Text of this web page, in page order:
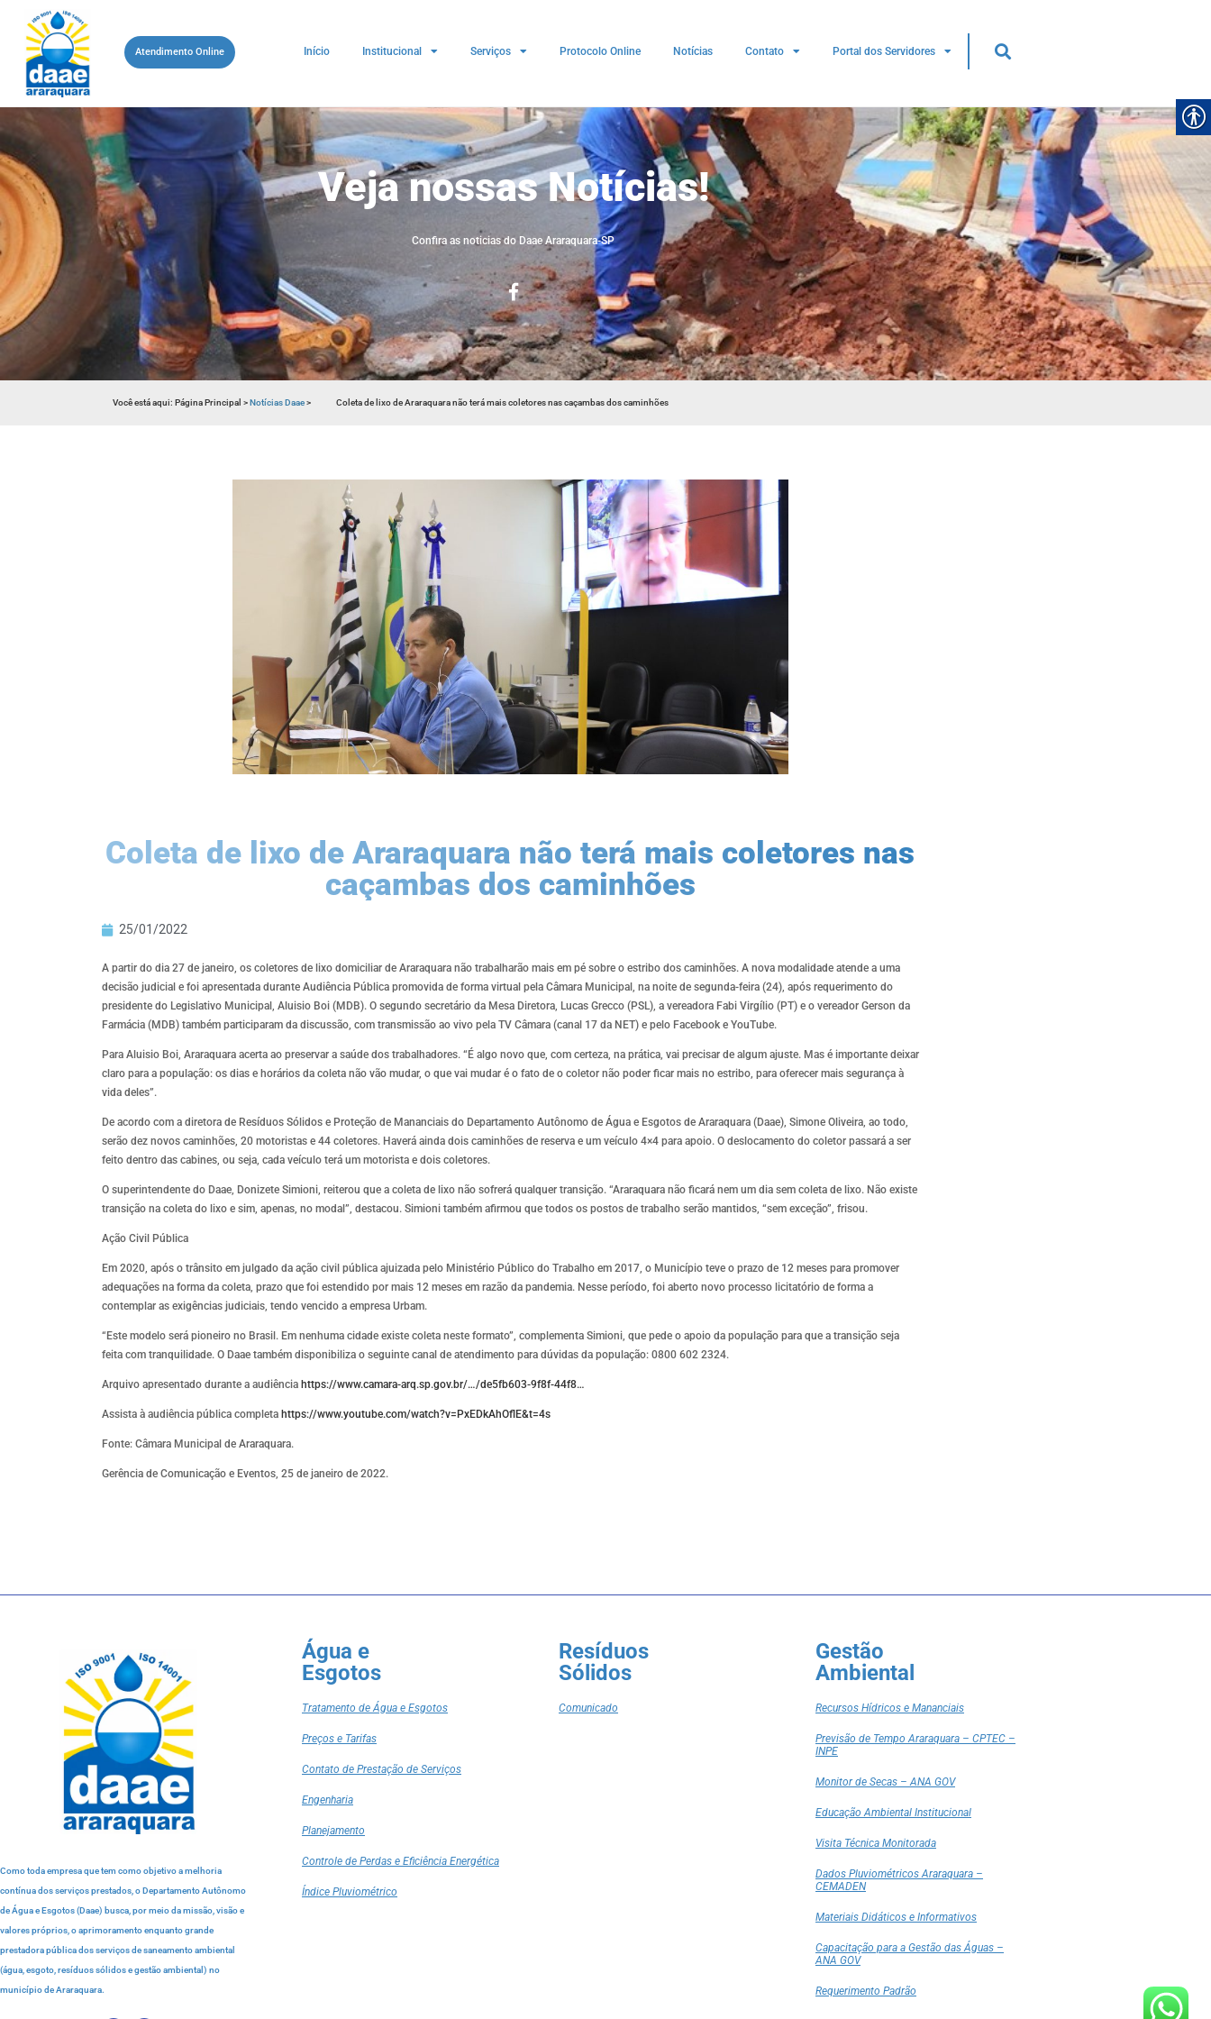
Atendimento Online Início Institucional Serviços Protocolo Online Notícias Contato Portal dos Servidores
Veja nossas Notícias!
Confira as noticias do Daae Araraquara-SP
Você está aqui:Página Principal>Notícias Daae> Coleta de lixo de Araraquara não terá mais coletores nas caçambas dos caminhões
Coleta de lixo de Araraquara não terá mais coletores nas
caçambas dos caminhões
25/01/2022
A partir do dia 27 de janeiro, os coletores de lixo domiciliar de Araraquara não trabalharão mais em pé sobre o estribo dos caminhões. A nova modalidade atende a uma
decisão judicial e foi apresentada durante Audiência Pública promovida de forma virtual pela Câmara Municipal, na noite de segunda-feira (24), após requerimento do
presidente do Legislativo Municipal, Aluisio Boi (MDB). O segundo secretário da Mesa Diretora, Lucas Grecco (PSL), a vereadora Fabi Virgílio (PT) e o vereador Gerson da
Farmácia (MDB) também participaram da discussão, com transmissão ao vivo pela TV Câmara (canal 17 da NET) e pelo Facebook e YouTube.
Para Aluisio Boi, Araraquara acerta ao preservar a saúde dos trabalhadores. “É algo novo que, com certeza, na prática, vai precisar de algum ajuste. Mas é importante deixar
claro para a população: os dias e horários da coleta não vão mudar, o que vai mudar é o fato de o coletor não poder ficar mais no estribo, para oferecer mais segurança à
vida deles”.
De acordo com a diretora de Resíduos Sólidos e Proteção de Mananciais do Departamento Autônomo de Água e Esgotos de Araraquara (Daae), Simone Oliveira, ao todo,
serão dez novos caminhões, 20 motoristas e 44 coletores. Haverá ainda dois caminhões de reserva e um veículo 4×4 para apoio. O deslocamento do coletor passará a ser
feito dentro das cabines, ou seja, cada veículo terá um motorista e dois coletores.
O superintendente do Daae, Donizete Simioni, reiterou que a coleta de lixo não sofrerá qualquer transição. “Araraquara não ficará nem um dia sem coleta de lixo. Não existe
transição na coleta do lixo e sim, apenas, no modal”, destacou. Simioni também afirmou que todos os postos de trabalho serão mantidos, “sem exceção”, frisou.
Ação Civil Pública
Em 2020, após o trânsito em julgado da ação civil pública ajuizada pelo Ministério Público do Trabalho em 2017, o Município teve o prazo de 12 meses para promover
adequações na forma da coleta, prazo que foi estendido por mais 12 meses em razão da pandemia. Nesse período, foi aberto novo processo licitatório de forma a
contemplar as exigências judiciais, tendo vencido a empresa Urbam.
“Este modelo será pioneiro no Brasil. Em nenhuma cidade existe coleta neste formato”, complementa Simioni, que pede o apoio da população para que a transição seja
feita com tranquilidade. O Daae também disponibiliza o seguinte canal de atendimento para dúvidas da população: 0800 602 2324.
Arquivo apresentado durante a audiência https://www.camara-arq.sp.gov.br/…/de5fb603-9f8f-44f8…
Assista à audiência pública completa https://www.youtube.com/watch?v=PxEDkAhOflE&t=4s
Fonte: Câmara Municipal de Araraquara.
Gerência de Comunicação e Eventos, 25 de janeiro de 2022.
Como toda empresa que tem como objetivo a melhoria
contínua dos serviços prestados, o Departamento Autônomo
de Água e Esgotos (Daae) busca, por meio da missão, visão e
valores próprios, o aprimoramento enquanto grande
prestadora pública dos serviços de saneamento ambiental
(água, esgoto, resíduos sólidos e gestão ambiental) no
município de Araraquara.
Água e
Esgotos
Tratamento de Água e Esgotos
Preços e Tarifas
Contato de Prestação de Serviços
Engenharia
Planejamento
Controle de Perdas e Eficiência Energética
Índice Pluviométrico
Resíduos
Sólidos
Comunicado
Gestão
Ambiental
Recursos Hídricos e Mananciais
Previsão de Tempo Araraquara – CPTEC –
INPE
Monitor de Secas – ANA GOV
Educação Ambiental Institucional
Visita Técnica Monitorada
Dados Pluviométricos Araraquara –
CEMADEN
Materiais Didáticos e Informativos
Capacitação para a Gestão das Águas –
ANA GOV
Requerimento Padrão